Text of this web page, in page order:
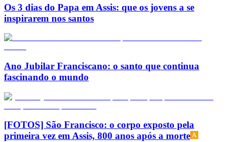
Os 3 dias do Papa em Assis: que os jovens a se
inspirarem nos santos
Ano Jubilar Franciscano: o santo que continua
fascinando o mundo
[FOTOS] São Francisco: o corpo exposto pela
primeira vez em Assis, 800 anos após a morte